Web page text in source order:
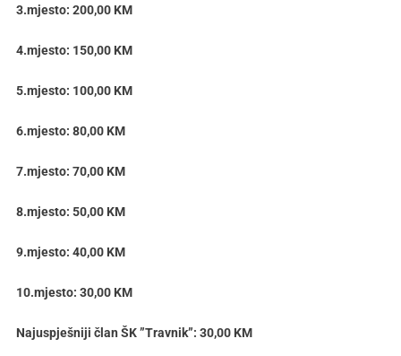
3.mjesto: 200,00 KM
4.mjesto: 150,00 KM
5.mjesto: 100,00 KM
6.mjesto: 80,00 KM
7.mjesto: 70,00 KM
8.mjesto: 50,00 KM
9.mjesto: 40,00 KM
10.mjesto: 30,00 KM
Najuspješniji član ŠK ”Travnik”: 30,00 KM